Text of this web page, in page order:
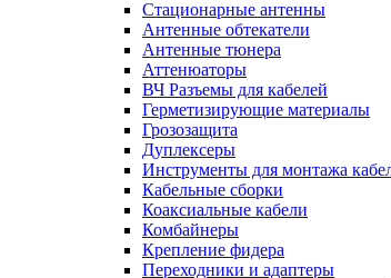
Стационарные антенны
Антенные обтекатели
Антенные тюнера
Аттенюаторы
ВЧ Разъемы для кабелей
Герметизирующие материалы
Грозозащита
Дуплексеры
Инструменты для монтажа
Кабельные сборки
Коаксиальные кабели
Комбайнеры
Крепление фидера
Переходники и адаптеры